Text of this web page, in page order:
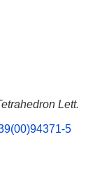
Lett.
5